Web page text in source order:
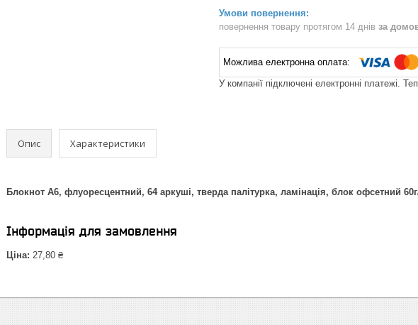
повернення товару протягом 14 днів за
У компанії підключені електронні платежі.
Опис Характеристики
Блокнот А6, флуоресцентний, 64 аркуші, тверда палітурка, ламінація, блок офсетний
Інформація для замовлення
Ціна: 27,80 ₴